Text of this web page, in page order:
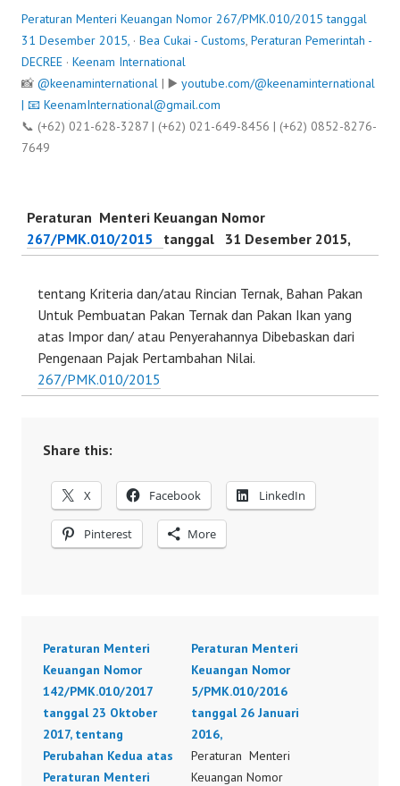
Peraturan Menteri Keuangan Nomor 267/PMK.010/2015 tanggal
31 Desember 2015, · Bea Cukai - Customs, Peraturan Pemerintah -
DECREE · Keenam International
📸 @keenaminternational | ▶️ youtube.com/@keenaminternational
| 📧 KeenamInternational@gmail.com
📞 (+62) 021-628-3287 | (+62) 021-649-8456 | (+62) 0852-8276-
7649
Peraturan Menteri Keuangan Nomor
267/PMK.010/2015
tanggal 31 Desember 2015,
tentang Kriteria dan/atau Rincian Ternak, Bahan Pakan
Untuk Pembuatan Pakan Ternak dan Pakan Ikan yang
atas Impor dan/ atau Penyerahannya Dibebaskan dari
Pengenaan Pajak Pertambahan Nilai.
267/PMK.010/2015
Share this:
X Facebook LinkedIn
Pinterest More
Peraturan Menteri
Keuangan Nomor
142/PMK.010/2017
tanggal 23 Oktober
2017, tentang
Perubahan Kedua atas
Peraturan Menteri
Peraturan Menteri
Keuangan Nomor
5/PMK.010/2016
tanggal 26 Januari
2016,
Peraturan Menteri
Keuangan Nomor